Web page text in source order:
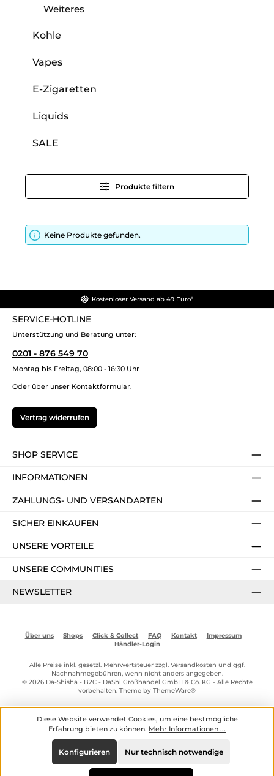
Weiteres
Kohle
Vapes
E-Zigaretten
Liquids
SALE
Produkte filtern
Keine Produkte gefunden.
Kostenloser Versand ab 49 Euro*
SERVICE-HOTLINE
Unterstützung und Beratung unter:
0201 - 876 549 70
Montag bis Freitag, 08:00 - 16:30 Uhr
Oder über unser Kontaktformular.
Vertrag widerrufen
SHOP SERVICE
INFORMATIONEN
ZAHLUNGS- UND VERSANDARTEN
SICHER EINKAUFEN
UNSERE VORTEILE
UNSERE COMMUNITIES
NEWSLETTER
Über uns Shops Click & Collect FAQ Kontakt
Impressum
Händler-Login
Alle Preise inkl. gesetzl. Mehrwertsteuer zzgl. Versandkosten und ggf.
Nachnahmegebühren, wenn nicht anders angegeben.
© 2026 Da-Shisha - B2C - DaShi Großhandel GmbH & Co. KG - Alle Rechte
vorbehalten. Theme by ThemeWare®
Diese Website verwendet Cookies, um eine bestmögliche
Erfahrung bieten zu können. Mehr Informationen ...
Nur technisch notwendige
Konfigurieren